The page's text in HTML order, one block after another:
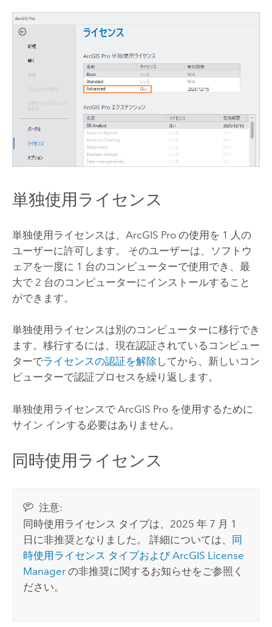
単独使用ライセンス
単独使用ライセンスは、 ArcGIS Proの使用を 1 人の
ユーザーに許可します。 そのユーザーは、ソフトウ
ェアを一度に 1 台のコンピューターで使用でき、最
大で 2 台のコンピューターにインストールすること
ができます。
単独使用ライセンスは別のコンピューターに移行でき
ます。移行するには、現在認証されているコンピュー
ターでライセンスの認証を解除 してから、新しいコン
ピューターで認証プロセスを繰り返します。
単独使用ライセンスで ArcGIS Proを使用するために
サイン インする必要はありません。
同時使用ライセンス
注意:
同時使用ライセンス タイプは、2025 年 7 月 1
日に非推奨となりました。 詳細については、 同
時使用ライセンス タイプおよび ArcGIS License
Manager の非推奨に関するお知らせをご参照く
ださい。